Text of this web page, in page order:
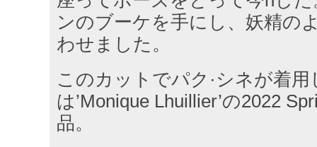
ンのブーケを手にし、妖精の
わせました。
このカットでパク·シネが着
は’Monique Lhuillier’の2022
品。